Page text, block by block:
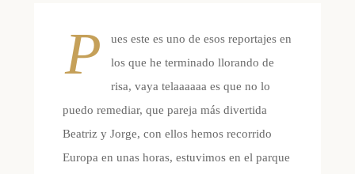
P
ues este es uno de esos reportajes en
los que he terminado llorando de
risa, vaya telaaaaaa es que no lo
puedo remediar, que pareja más divertida
Beatriz y Jorge, con ellos hemos recorrido
Europa en unas horas, estuvimos en el parque